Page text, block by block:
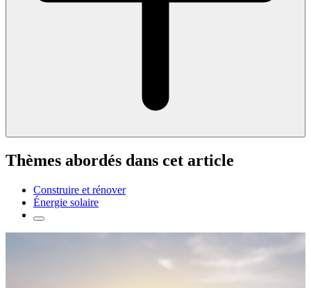
Thèmes abordés dans cet article
Construire et rénover
Énergie solaire